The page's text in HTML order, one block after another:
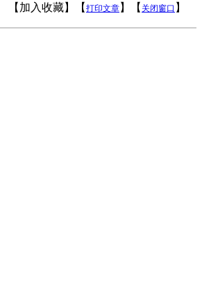
【加入收藏】【 打印文章 】【 关闭窗口 】